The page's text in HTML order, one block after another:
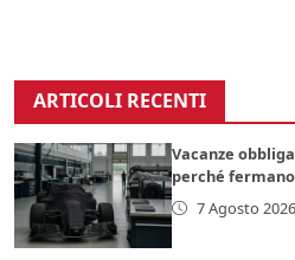
ARTICOLI RECENTI
Vacanze
perché
7 Agosto 2026